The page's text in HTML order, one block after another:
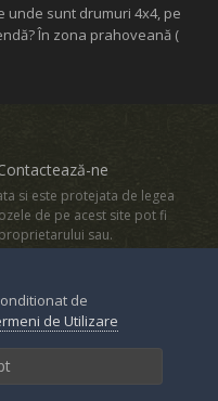
unde sunt drumuri 4x4, pe
În zona prahoveană (
( doar un avertisment) ca
ne
si este protejata de legea
de pe acest site pot fi
sau.
de
de Utilizare